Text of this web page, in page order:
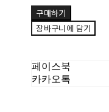
구매하기
장바구니에 담기
페이스북
카카오톡